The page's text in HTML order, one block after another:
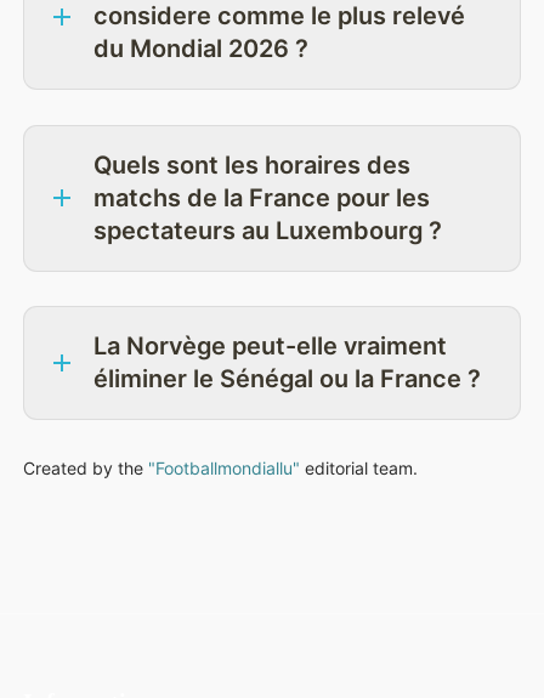
considere comme le plus relevé
du Mondial 2026 ?
Quels sont les horaires des
matchs de la France pour les
spectateurs au Luxembourg ?
La Norvège peut-elle vraiment
éliminer le Sénégal ou la France ?
Created by the "Footballmondiallu" editorial team.